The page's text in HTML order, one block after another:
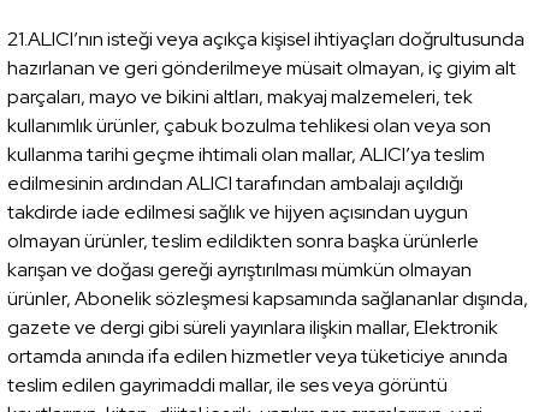
21.ALICI’nın isteği veya açıkça kişisel ihtiyaçları doğrultusunda
hazırlanan ve geri gönderilmeye müsait olmayan, iç giyim alt
parçaları, mayo ve bikini altları, makyaj malzemeleri, tek
kullanımlık ürünler, çabuk bozulma tehlikesi olan veya son
kullanma tarihi geçme ihtimali olan mallar, ALICI’ya teslim
edilmesinin ardından ALICI tarafından ambalajı açıldığı
takdirde iade edilmesi sağlık ve hijyen açısından uygun
olmayan ürünler, teslim edildikten sonra başka ürünlerle
karışan ve doğası gereği ayrıştırılması mümkün olmayan
ürünler, Abonelik sözleşmesi kapsamında sağlananlar dışında,
gazete ve dergi gibi süreli yayınlara ilişkin mallar, Elektronik
ortamda anında ifa edilen hizmetler veya tüketiciye anında
teslim edilen gayrimaddi mallar, ile ses veya görüntü